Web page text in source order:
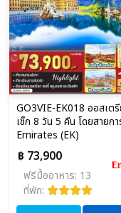
GO3VIE-EK018 ออสเต
เช็ก 8 วัน 5 คืน โดยสายก
Emirates (EK)
฿ 73,900
ฟรีมื้ออาหาร: 13
ที่พัก: